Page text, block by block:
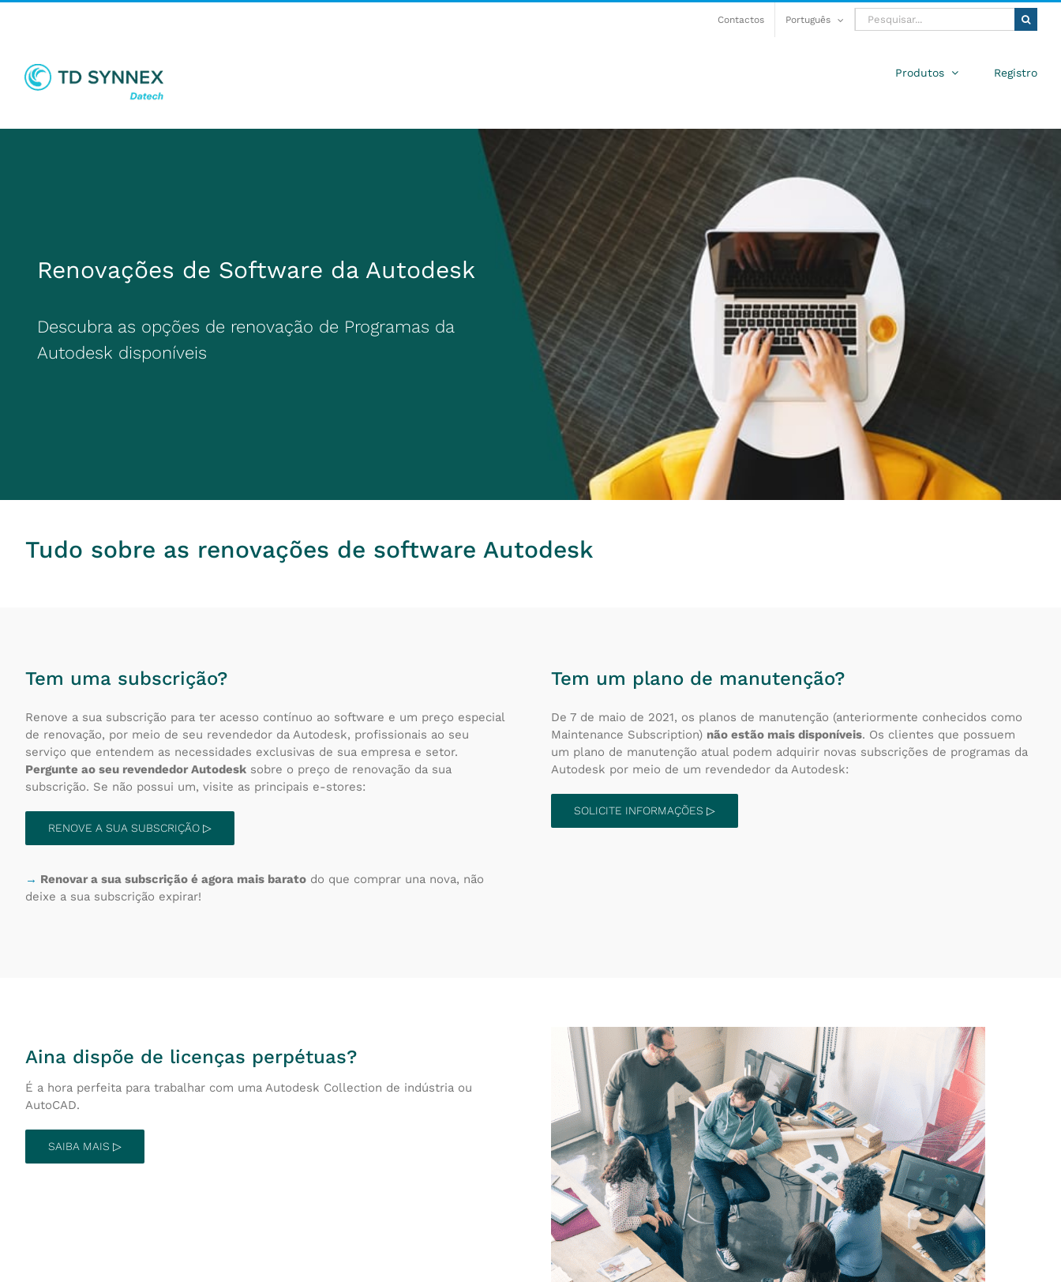
Contactos Português Pesquisar
Produtos Registro
Renovações de Software da Autodesk
Descubra as opções de renovação de Programas da
Autodesk disponíveis
Tudo sobre as renovações de software Autodesk
Tem uma subscrição?
Renove a sua subscrição para ter acesso contínuo ao software e um preço especial
de renovação, por meio de seu revendedor da Autodesk, profissionais ao seu
serviço que entendem as necessidades exclusivas de sua empresa e setor.
Pergunte ao seu revendedor Autodesk sobre o preço de renovação da sua
subscrição. Se não possui um, visite as principais e-stores:
RENOVE A SUA SUBSCRIÇÃO ▷
→ Renovar a sua subscrição é agora mais barato do que comprar una nova, não
deixe a sua subscrição expirar!
Tem um plano de manutenção?
De 7 de maio de 2021, os planos de manutenção (anteriormente conhecidos como
Maintenance Subscription) não estão mais disponíveis. Os clientes que possuem
um plano de manutenção atual podem adquirir novas subscrições de programas da
Autodesk por meio de um revendedor da Autodesk:
SOLICITE INFORMAÇÕES ▷
Aina dispõe de licenças perpétuas?
É a hora perfeita para trabalhar com uma Autodesk Collection de indústria ou
AutoCAD.
SAIBA MAIS ▷